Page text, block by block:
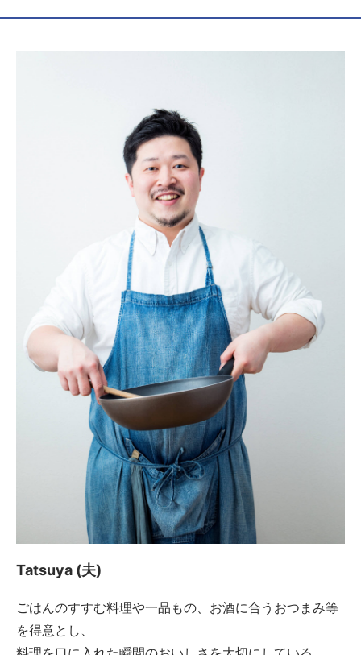
Tatsuya (夫)
ごはんのすすむ料理や一品もの、お酒に合うおつまみ等
を得意とし、